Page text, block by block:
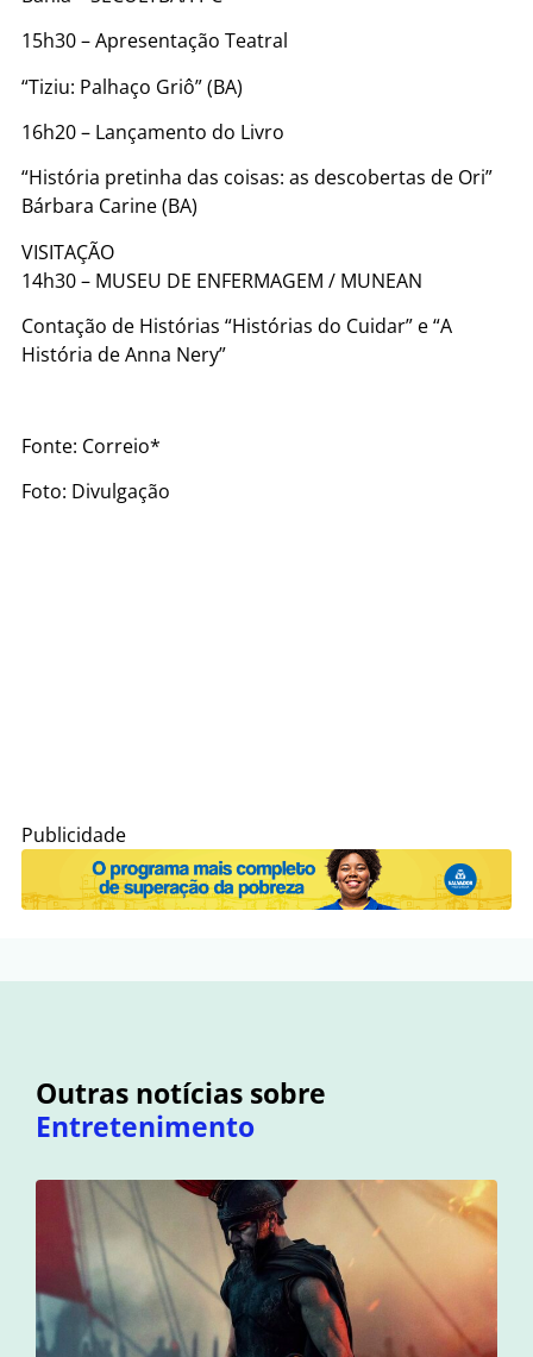
15h30 – Apresentação Teatral
“Tiziu: Palhaço Griô” (BA)
16h20 – Lançamento do Livro
“História pretinha das coisas: as descobertas de Ori”
Bárbara Carine (BA)
VISITAÇÃO
14h30 – MUSEU DE ENFERMAGEM / MUNEAN
Contação de Histórias “Histórias do Cuidar” e “A
História de Anna Nery”
Fonte: Correio*
Foto: Divulgação
Publicidade
Outras notícias sobre
Entretenimento